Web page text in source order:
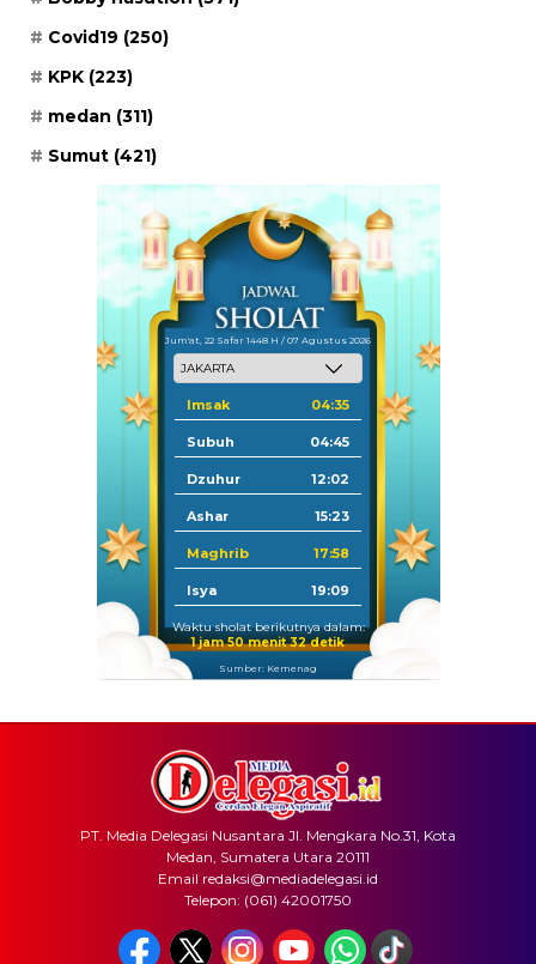
Covid19 (250)
KPK (223)
medan (311)
Sumut (421)
Jum'at, 22 Safar 1448 H / 07 Agustus 2026
Imsak 04:35
Subuh 04:45
Dzuhur 12:02
Ashar 15:23
Maghrib 17:58
Isya 19:09
Waktu sholat berikutnya dalam:
1 jam 50 menit 32 detik
Sumber: Kemenag
PT. Media Delegasi Nusantara Jl. Mengkara No.31, Kota
Medan, Sumatera Utara 20111
Email redaksi@mediadelegasi.id
Telepon: (061) 42001750